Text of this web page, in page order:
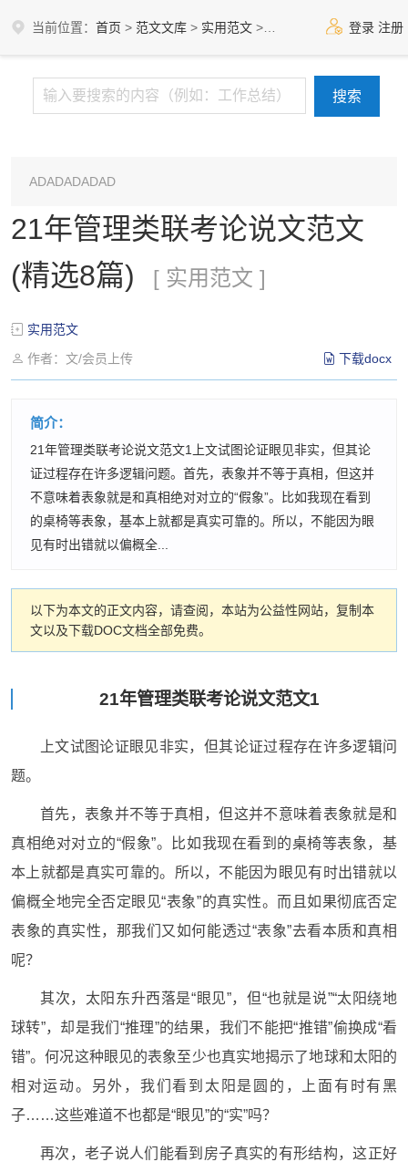
当前位置： 首页 > 范文文库 > 实用范文 > 登录 注册
ADADADADAD
21年管理类联考论说文范文
(精选8篇)
[ 实用范文 ]
实用范文
作者：文/会员上传
下载docx
简介：
21年管理类联考论说文范文1上文试图论证眼见非实，但其论
证过程存在许多逻辑问题。首先，表象并不等于真相，但这并
不意味着表象就是和真相绝对对立的“假象”。比如我现在看到
的桌椅等表象，基本上就都是真实可靠的。所以，不能因为眼
见有时出错就以偏概全...
以下为本文的正文内容，请查阅，本站为公益性网站，复制本
文以及下载DOC文档全部免费。
21年管理类联考论说文范文1
上文试图论证眼见非实，但其论证过程存在许多逻辑问
题。
首先，表象并不等于真相，但这并不意味着表象就是和
真相绝对对立的“假象”。比如我现在看到的桌椅等表象，基
本上就都是真实可靠的。所以，不能因为眼见有时出错就以
偏概全地完全否定眼见“表象”的真实性。而且如果彻底否定
表象的真实性，那我们又如何能透过“表象”去看本质和真相
呢？
其次，太阳东升西落是“眼见”，但“也就是说”“太阳绕地
球转”，却是我们“推理”的结果，我们不能把“推错”偷换成“看
错”。何况这种眼见的表象至少也真实地揭示了地球和太阳的
相对运动。另外，我们看到太阳是圆的，上面有时有黑
子……这些难道不也都是“眼见”的“实”吗？
再次，老子说人们能看到房子真实的有形结构，这正好